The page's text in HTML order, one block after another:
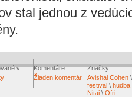
stal jednou z
v
Komentáre
Žiaden komentár
Značky
Avishai Cohen
festival \ hudba
Nitai \ Ofri